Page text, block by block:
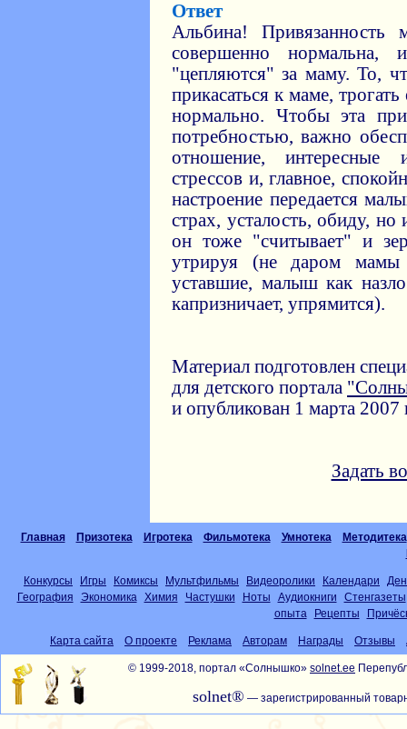
Ответ
Альбина! Привязанность
совершенно нормальна,
"цепляются" за маму. То,
прикасаться к маме,
нормально. Чтобы эта
потребностью, важно
отношение, интересные
стрессов и, главное,
настроение передается
страх, усталость, обиду,
он тоже "считывает" и
утрируя (не даром
уставшие, малыш как
капризничает, упрямится).
Материал подготовлен
для детского портала
и опубликован 1 марта 2007
Задать
Главная Призотека Игротека Фильмотека Умнотека
Методитека
Конкурсы Игры Комиксы Мультфильмы Видеоролики Календари
География
Экономика Химия Частушки Ноты Аудиокниги
Стенгазеты
опыта
Рецепты
Карта сайта О проекте Реклама Авторам Награды Отзывы
© 1999-2018, портал «Солнышко» solnet.ee
solnet® — зарегистрированный